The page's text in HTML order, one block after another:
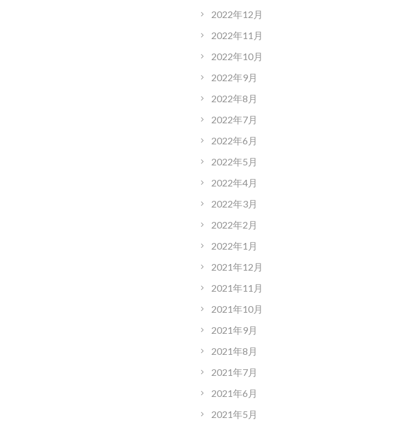
2022年12月
2022年11月
2022年10月
2022年9月
2022年8月
2022年7月
2022年6月
2022年5月
2022年4月
2022年3月
2022年2月
2022年1月
2021年12月
2021年11月
2021年10月
2021年9月
2021年8月
2021年7月
2021年6月
2021年5月